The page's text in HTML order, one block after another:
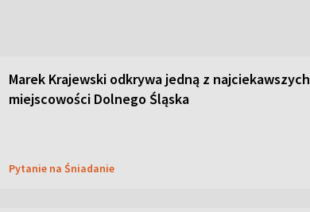
Marek Krajewski odkrywa jedną z najciekawszych
miejscowości Dolnego Śląska
Pytanie na Śniadanie